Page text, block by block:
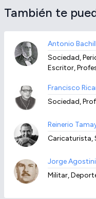
También te
Antonio
Sociedad,
Escritor,
Francisco
Sociedad,
Reinerio
Caricaturista,
Jorge
Militar,